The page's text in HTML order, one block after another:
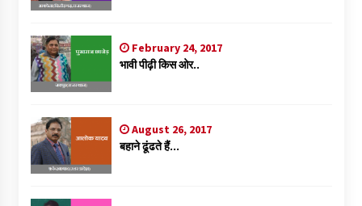
February 24, 2017
भावी पीढ़ी किस ओर..
August 26, 2017
बहाने ढूंढते हैं…